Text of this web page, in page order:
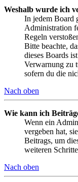
Weshalb wurde ich
In jedem Board
Administration
Regeln
Bitte beachte,
dieses Boards
Verwarnung zu
sofern du die
Nach oben
Wie kann ich
Wenn ein
vergeben hat,
Beitrags, um
weiteren
Nach oben